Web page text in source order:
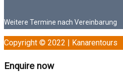
Weitere Termine nach Vereinbarung
Copyright © 2022 | Kanarentours
Enquire now